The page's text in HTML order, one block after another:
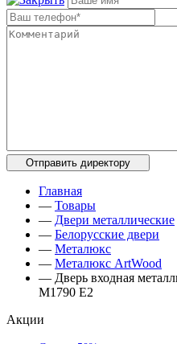
Главная
— Товары
— Двери металлические
— Белорусские двери
— Металюкс
— Металюкс ArtWood
— Дверь входная
М1790 Е2
Акции